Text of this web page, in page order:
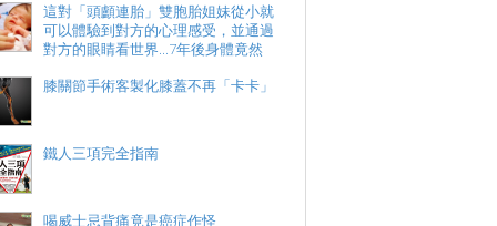
這對「頭顱連胎」雙胞胎姐妹從小就
可以體驗到對方的心理感受，並通過
對方的眼睛看世界...7年後身體竟然
膝關節手術客製化膝蓋不再「卡卡」
鐵人三項完全指南
喝威士忌背痛竟是癌症作怪